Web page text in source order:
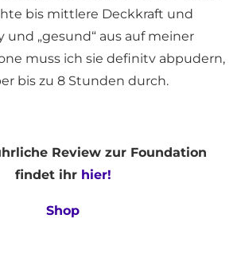
bis mittlere Deckkraft und
und „gesund“ aus auf meiner
muss ich sie definitv abpudern,
bis zu 8 Stunden durch.
Review zur Foundation
findet ihr hier!
Shop